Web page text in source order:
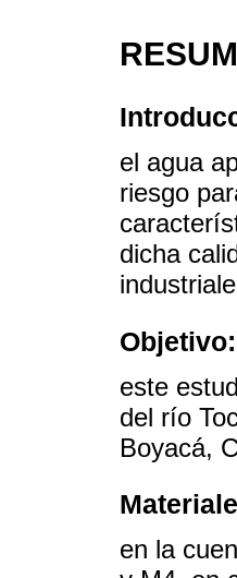
el agua
riesgo
dicha
Objetivo:
este
del río
Boyacá,
en la